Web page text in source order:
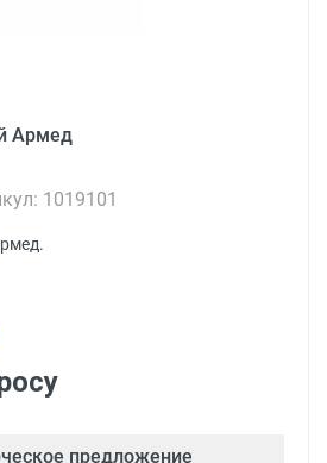
Армед
1019101
предложение